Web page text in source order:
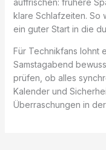
klare Schlafzeiten. So
ein guter Start in die
Für Technikfans lohnt
Samstagabend
prüfen, ob alles
Kalender und
Überraschungen in